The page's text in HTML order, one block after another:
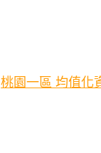
桃園一區 均值化